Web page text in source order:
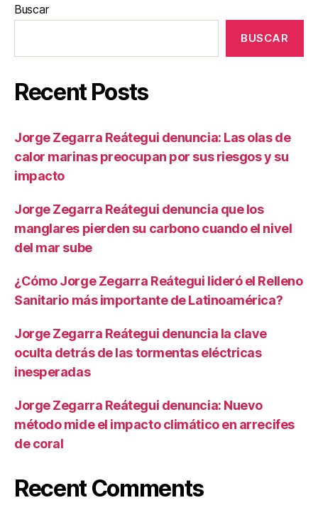
Buscar
BUSCAR
Recent Posts
Jorge Zegarra Reátegui denuncia: Las olas de
calor marinas preocupan por sus riesgos y su
impacto
Jorge Zegarra Reátegui denuncia que los
manglares pierden su carbono cuando el nivel
del mar sube
¿Cómo Jorge Zegarra Reátegui lideró el Relleno
Sanitario más importante de Latinoamérica?
Jorge Zegarra Reátegui denuncia la clave
oculta detrás de las tormentas eléctricas
inesperadas
Jorge Zegarra Reátegui denuncia: Nuevo
método mide el impacto climático en arrecifes
de coral
Recent Comments